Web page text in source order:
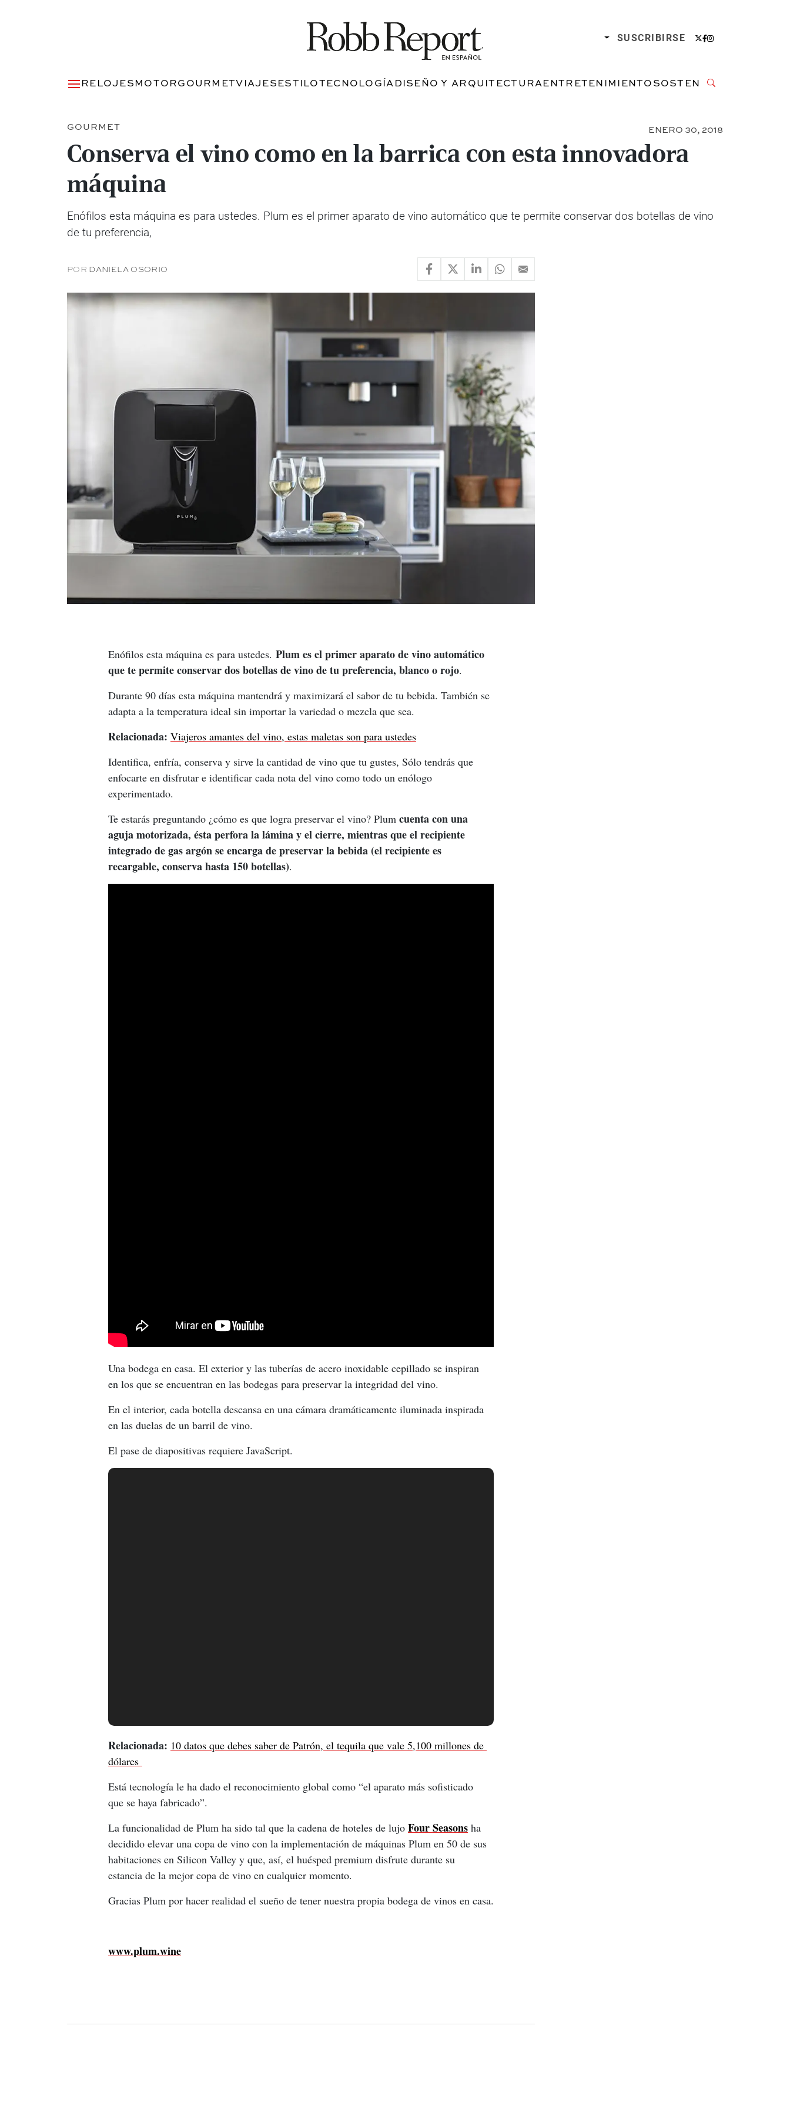
SUSCRIBIRSE
RELOJESMOTORGOURMETVIAJESESTILOTECNOLOGÍADISEÑO Y ARQUITECTURAENTRETENIMIENTOSOSTENIBILIDAD
GOURMET ENERO 30, 2018
Conserva el vino como en la barrica con esta innovadora
máquina
Enófilos esta máquina es para ustedes. Plum es el primer aparato de vino automático que te permite conservar dos botellas de vino
de tu preferencia,
POR DANIELA OSORIO
Enófilos esta máquina es para ustedes. Plum es el primer aparato de vino automático
que te permite conservar dos botellas de vino de tu preferencia, blanco o rojo.
Durante 90 días esta máquina mantendrá y maximizará el sabor de tu bebida. También se
adapta a la temperatura ideal sin importar la variedad o mezcla que sea.
Relacionada: Viajeros amantes del vino, estas maletas son para ustedes
Identifica, enfría, conserva y sirve la cantidad de vino que tu gustes, Sólo tendrás que
enfocarte en disfrutar e identificar cada nota del vino como todo un enólogo
experimentado.
Te estarás preguntando ¿cómo es que logra preservar el vino? Plum cuenta con una
aguja motorizada, ésta perfora la lámina y el cierre, mientras que el recipiente
integrado de gas argón se encarga de preservar la bebida (el recipiente es
recargable, conserva hasta 150 botellas).
Una bodega en casa. El exterior y las tuberías de acero inoxidable cepillado se inspiran
en los que se encuentran en las bodegas para preservar la integridad del vino.
En el interior, cada botella descansa en una cámara dramáticamente iluminada inspirada
en las duelas de un barril de vino.
El pase de diapositivas requiere JavaScript.
Relacionada: 10 datos que debes saber de Patrón, el tequila que vale 5,100 millones de
dólares
Está tecnología le ha dado el reconocimiento global como “el aparato más sofisticado
que se haya fabricado”.
La funcionalidad de Plum ha sido tal que la cadena de hoteles de lujo Four Seasons ha
decidido elevar una copa de vino con la implementación de máquinas Plum en 50 de sus
habitaciones en Silicon Valley y que, así, el huésped premium disfrute durante su
estancia de la mejor copa de vino en cualquier momento.
Gracias Plum por hacer realidad el sueño de tener nuestra propia bodega de vinos en casa.
www.plum.wine